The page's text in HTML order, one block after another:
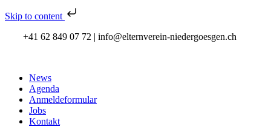
Skip to content
+41 62 849 07 72 | info@elternverein-niedergoesgen.ch
News
Agenda
Anmeldeformular
Jobs
Kontakt